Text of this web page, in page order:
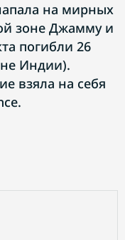
на мирных
зоне Джамму и
погибли 26
Индии).
взяла на себя